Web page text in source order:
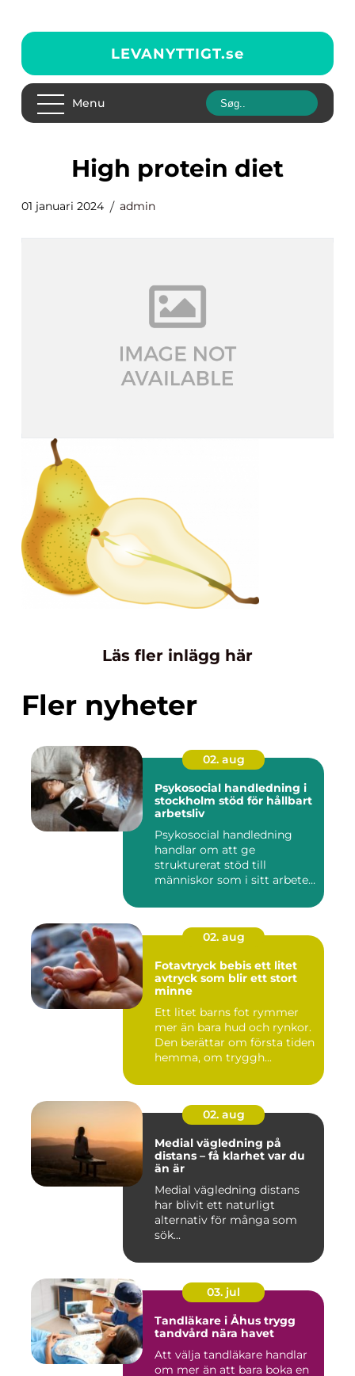
LEVANYTTIGT.se
Menu
high protein diet
01 januari 2024 admin
Läs fler inlägg här
Fler nyheter
02. aug
Psykosocial handledning i
stockholm stöd för hållbart
arbetsliv
Psykosocial handledning
handlar om att ge
strukturerat stöd till
människor som i sitt arbete
02. aug
Fotavtryck bebis ett litet
avtryck som blir ett stort
minne
Ett litet barns fot rymmer
mer än bara hud och rynkor.
Den berättar om första tiden
hemma, om tryggh...
02. aug
Medial vägledning på
distans – få klarhet var du
än är
Medial vägledning distans
har blivit ett naturligt
alternativ för många som
sök...
03. jul
Tandläkare i Åhus trygg
tandvård nära havet
Att välja tandläkare handlar
om mer än att bara boka en